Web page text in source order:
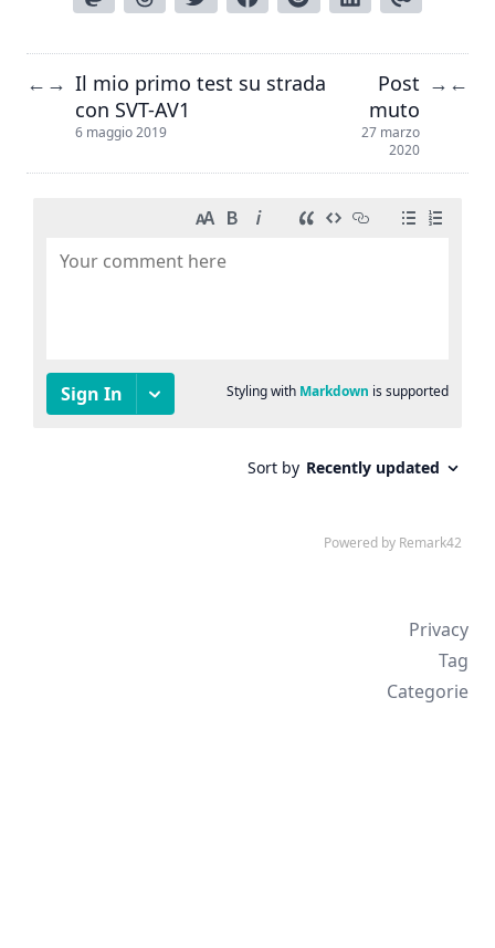
← → Il mio primo test su strada
con SVT-AV1
6 maggio 2019
Post
muto
27 marzo
2020
→ ←
Privacy
Tag
Categorie